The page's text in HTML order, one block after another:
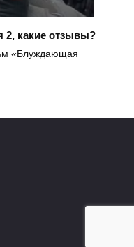
какие отзывы?
«Блуждающая